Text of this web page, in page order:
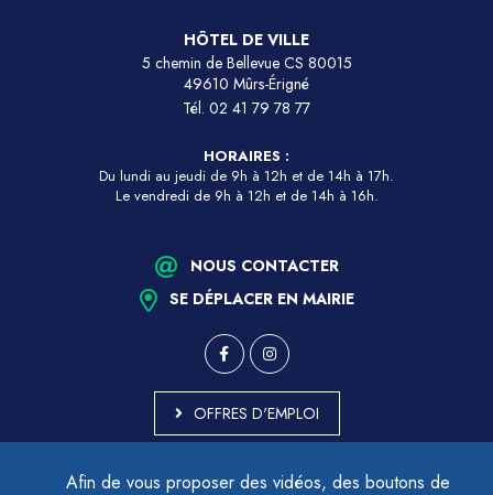
Afin de vous proposer des vidéos, des boutons de
HÔTEL DE VILLE
5 chemin de Bellevue CS 80015
49610 Mûrs-Érigné
Tél. 02 41 79 78 77
HORAIRES :
Du lundi au jeudi de 9h à 12h et de 14h à 17h.
Le vendredi de 9h à 12h et de 14h à 16h.
NOUS CONTACTER
SE DÉPLACER EN MAIRIE
OFFRES D'EMPLOI
ACCESSIBILITÉ - PARTIELLEMENT CONFORME